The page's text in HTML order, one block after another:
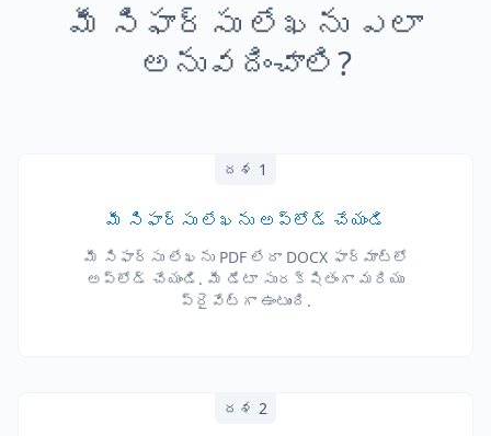
మీ సిఫార్సు లేఖను ఎలా
అనువదించాలి?
దశ 1
మీ సిఫార్సు లేఖను అప్‌లోడ్ చేయండి
మీ సిఫార్సు లేఖను PDF లేదా DOCX ఫార్మాట్‌లో
అప్‌లోడ్ చేయండి. మీ డేటా సురక్షితంగా మరియు
ప్రైవేట్‌గా ఉంటుంది.
దశ 2